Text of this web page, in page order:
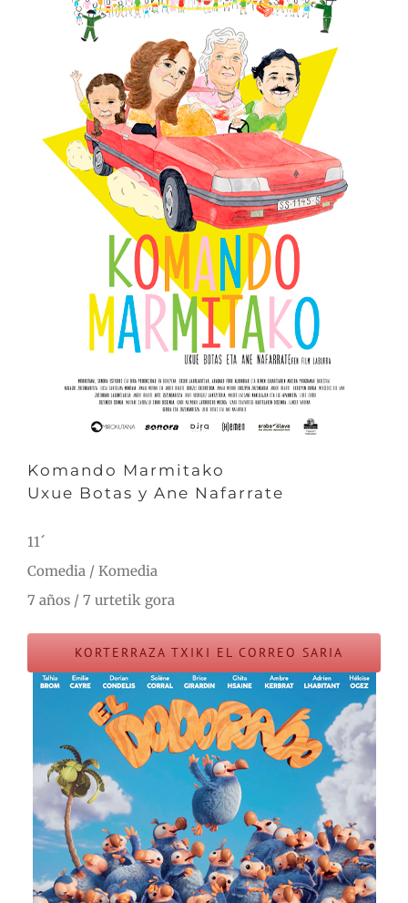
Komando Marmitako
Uxue Botas y Ane Nafarrate
11´
Comedia / Komedia
7 años / 7 urtetik gora
KORTERRAZA TXIKI EL CORREO SARIA